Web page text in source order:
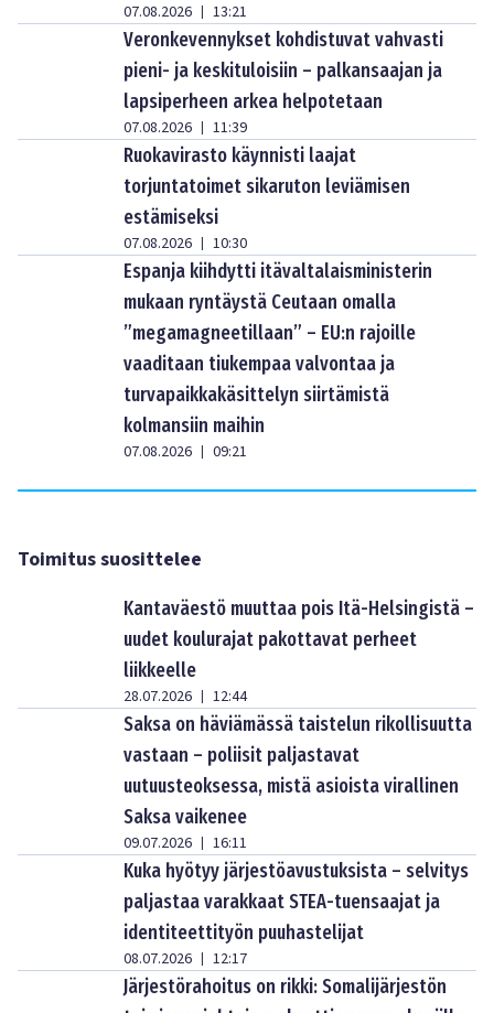
07.08.2026 | 13:21
Veronkevennykset kohdistuvat vahvasti
pieni- ja keskituloisiin – palkansaajan ja
lapsiperheen arkea helpotetaan
07.08.2026 | 11:39
Ruokavirasto käynnisti laajat
torjuntatoimet sikaruton leviämisen
estämiseksi
07.08.2026 | 10:30
Espanja kiihdytti itävaltalaisministerin
mukaan ryntäystä Ceutaan omalla
”megamagneetillaan” – EU:n rajoille
vaaditaan tiukempaa valvontaa ja
turvapaikkakäsittelyn siirtämistä
kolmansiin maihin
07.08.2026 | 09:21
Toimitus suosittelee
Kantaväestö muuttaa pois Itä-Helsingistä –
uudet koulurajat pakottavat perheet
liikkeelle
28.07.2026 | 12:44
Saksa on häviämässä taistelun rikollisuutta
vastaan – poliisit paljastavat
uutuusteoksessa, mistä asioista virallinen
Saksa vaikenee
09.07.2026 | 16:11
Kuka hyötyy järjestöavustuksista – selvitys
paljastaa varakkaat STEA-tuensaajat ja
identiteettityön puuhastelijat
08.07.2026 | 12:17
Järjestörahoitus on rikki: Somalijärjestön